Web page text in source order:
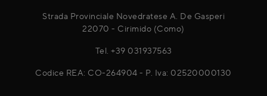
Strada Provinciale Novedratese A. De Gasperi
22070 - Cirimido (Como)
Tel. +39 031937563
Codice REA: CO-264904 - P. Iva: 02520000130